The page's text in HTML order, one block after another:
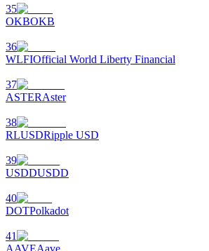
Deposit CASHCAT & Win
Share 500000 CASHCAT prize pool
35
OKBOKB
36
WLFIOfficial World Liberty Financial
37
ASTERAster
38
RLUSDRipple USD
39
USDDUSDD
40
DOTPolkadot
41